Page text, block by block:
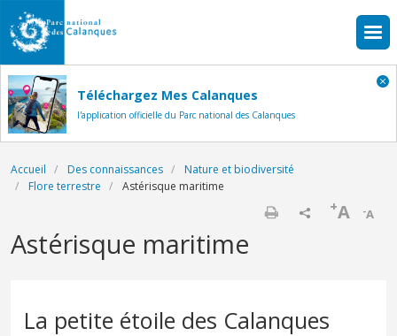
Aller au contenu principal
Téléchargez Mes Calanques
l'application officielle du Parc national des Calanques
Fil d'Ariane
Accueil Des connaissances
Nature et biodiversité
Flore terrestre
Astérisque maritime
-A
+A
Astérisque maritime
La petite étoile des Calanques